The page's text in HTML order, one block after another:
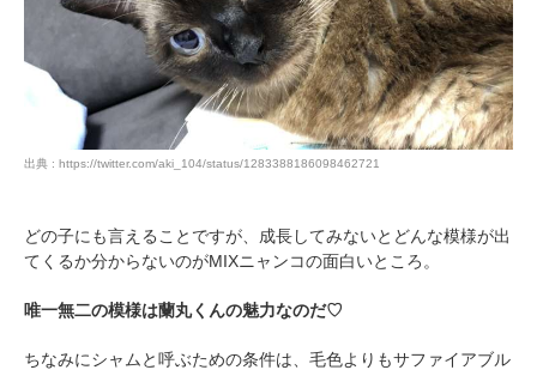
出典 : https://twitter.com/aki_104/status/1283388186098462721
どの子にも言えることですが、成長してみないとどんな模様が出
てくるか分からないのがMIXニャンコの面白いところ。
唯一無二の模様は蘭丸くんの魅力なのだ♡
ちなみにシャムと呼ぶための条件は、毛色よりもサファイアブル